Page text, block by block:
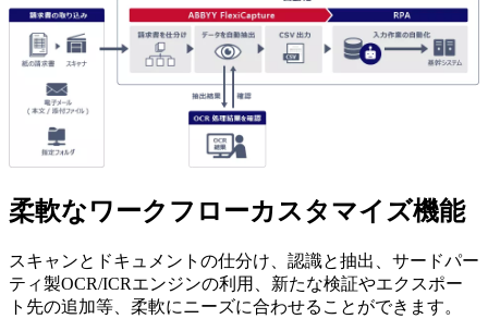
柔軟なワークフローカスタマイズ機能
スキャンとドキュメントの仕分け、認識と抽出、サードパー
ティ製OCR/ICRエンジンの利用、新たな検証やエクスポー
ト先の追加等、柔軟にニーズに合わせることができます。